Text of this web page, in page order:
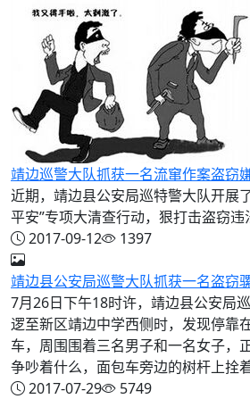
靖边巡警大队抓获一名流窜作案盗窃
近期，靖边县公安局巡特警大队开展
平安”专项大清查行动，狠打击盗窃违
2017-09-12
1397
靖边县公安局巡警大队抓获一名盗窃
7月26日下午18时许，靖边县公安局
逻至新区靖边中学西侧时，发现停靠
车，周围围着三名男子和一名女子，
争吵着什么，面包车旁边的树杆上拴
2017-07-29
5749